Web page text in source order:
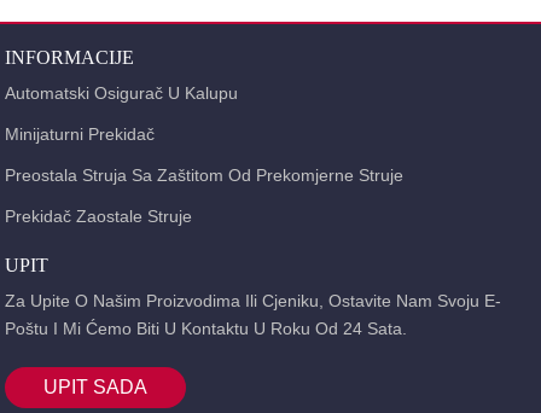
INFORMACIJE
Automatski Osigurač U Kalupu
Minijaturni Prekidač
Preostala Struja Sa Zaštitom Od Prekomjerne Struje
Prekidač Zaostale Struje
UPIT
Za Upite O Našim Proizvodima Ili Cjeniku, Ostavite Nam Svoju E-
Poštu I Mi Ćemo Biti U Kontaktu U Roku Od 24 Sata.
UPIT SADA